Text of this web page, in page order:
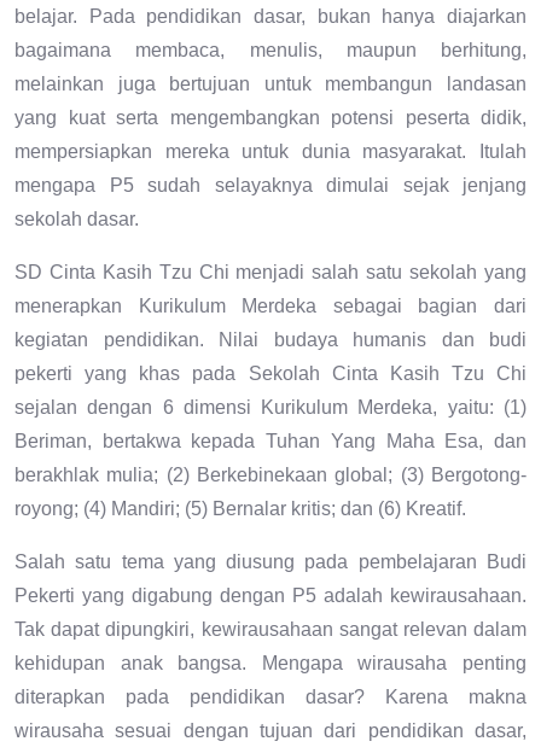
belajar. Pada pendidikan dasar, bukan hanya diajarkan
bagaimana membaca, menulis, maupun berhitung,
melainkan juga bertujuan untuk membangun landasan
yang kuat serta mengembangkan potensi peserta didik,
mempersiapkan mereka untuk dunia masyarakat. Itulah
mengapa P5 sudah selayaknya dimulai sejak jenjang
sekolah dasar.
SD Cinta Kasih Tzu Chi menjadi salah satu sekolah yang
menerapkan Kurikulum Merdeka sebagai bagian dari
kegiatan pendidikan. Nilai budaya humanis dan budi
pekerti yang khas pada Sekolah Cinta Kasih Tzu Chi
sejalan dengan 6 dimensi Kurikulum Merdeka, yaitu: (1)
Beriman, bertakwa kepada Tuhan Yang Maha Esa, dan
berakhlak mulia; (2) Berkebinekaan global; (3) Bergotong-
royong; (4) Mandiri; (5) Bernalar kritis; dan (6) Kreatif.
Salah satu tema yang diusung pada pembelajaran Budi
Pekerti yang digabung dengan P5 adalah kewirausahaan.
Tak dapat dipungkiri, kewirausahaan sangat relevan dalam
kehidupan anak bangsa. Mengapa wirausaha penting
diterapkan pada pendidikan dasar? Karena makna
wirausaha sesuai dengan tujuan dari pendidikan dasar,